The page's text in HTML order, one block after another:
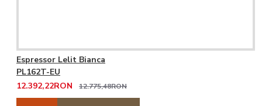
Espressor Lelit Bianca
PL162T-EU
12.392,22RON
12.775,48RON